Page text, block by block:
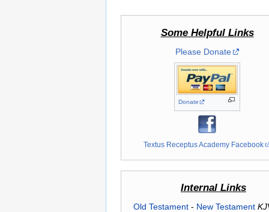
Some Helpful Links
Please Donate
Donate
Textus Receptus Academy Facebook
Internal Links
Old Testament- New Testament